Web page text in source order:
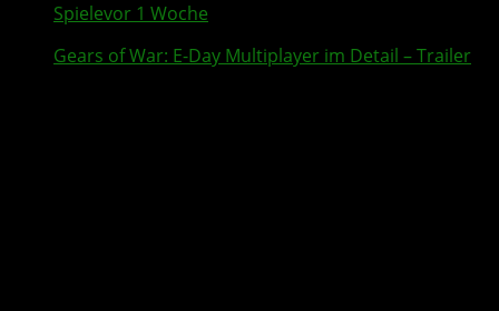
Spielevor 1 Woche
Gears of War: E-Day Multiplayer im Detail – Trailer